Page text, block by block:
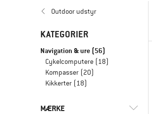
Outdoor udstyr
KATEGORIER
Navigation & ure (56)
Cykelcomputere (18)
Kompasser (20)
Kikkerter (18)
MÆRKE